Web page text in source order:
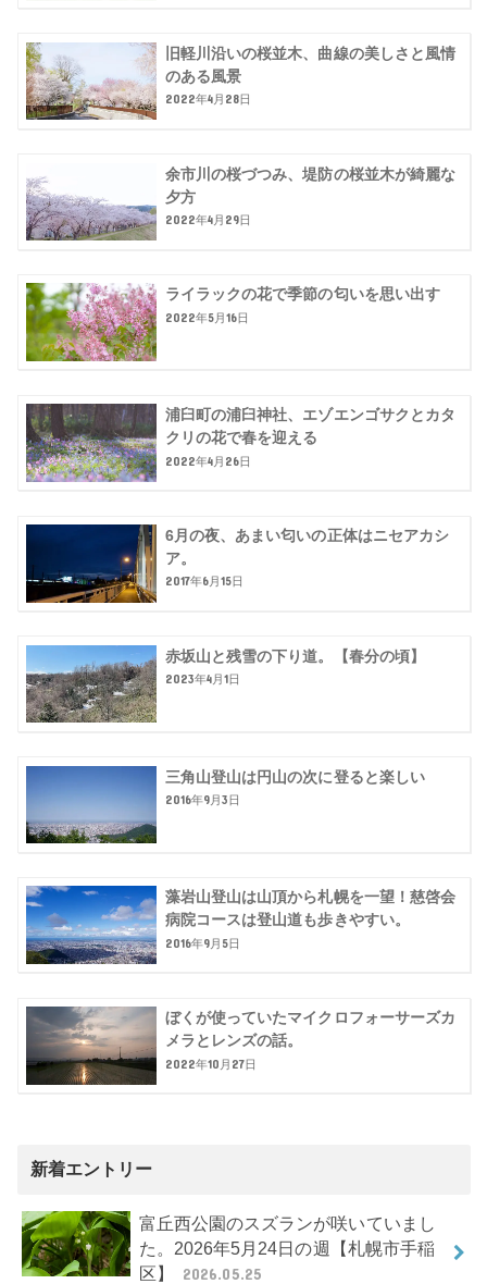
旧軽川沿いの桜並木、曲線の美しさと風情
のある風景
2022年4月28日
余市川の桜づつみ、堤防の桜並木が綺麗な
夕方
2022年4月29日
ライラックの花で季節の匂いを思い出す
2022年5月16日
浦臼町の浦臼神社、エゾエンゴサクとカタ
クリの花で春を迎える
2022年4月26日
6月の夜、あまい匂いの正体はニセアカシ
ア。
2017年6月15日
赤坂山と残雪の下り道。【春分の頃】
2023年4月1日
三角山登山は円山の次に登ると楽しい
2016年9月3日
藻岩山登山は山頂から札幌を一望！慈啓会
病院コースは登山道も歩きやすい。
2016年9月5日
ぼくが使っていたマイクロフォーサーズカ
メラとレンズの話。
2022年10月27日
新着エントリー
富丘西公園のスズランが咲いていまし
た。2026年5月24日の週【札幌市手稲
区】
2026.05.25